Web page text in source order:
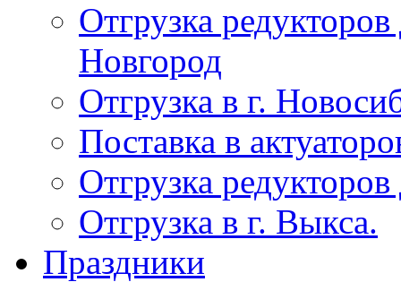
Отгрузка
Новгород
Отгрузка в г.
Поставка в
Отгрузка
Отгрузка в г. Выкса.
Праздники